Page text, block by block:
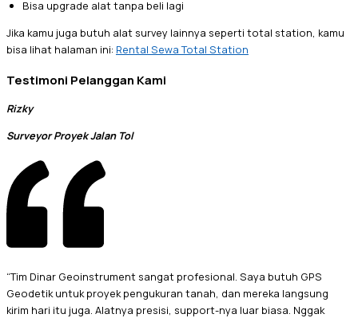
Bisa upgrade alat tanpa beli lagi
Jika kamu juga butuh alat survey lainnya seperti total station, kamu
bisa lihat halaman ini: Rental Sewa Total Station
Testimoni Pelanggan Kami
Rizky
Surveyor Proyek Jalan Tol
“Tim Dinar Geoinstrument sangat profesional. Saya butuh GPS
Geodetik untuk proyek pengukuran tanah, dan mereka langsung
kirim hari itu juga. Alatnya presisi, support-nya luar biasa. Nggak